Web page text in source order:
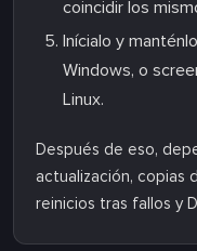
coincidir los
Inícialo y
Windows, o
Linux.
Después de eso,
actualización, copias
reinicios tras fallos y